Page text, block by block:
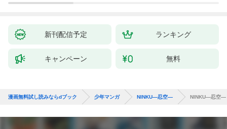
新刊配信予定 ランキング
キャンペーン 無料
漫画無料試し読みならdブック 少年マンガ NINKU―忍空― NINKU―忍空―